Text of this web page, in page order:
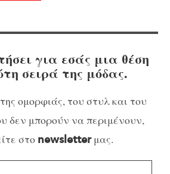
για εσάς μια θέση
σειρά της μόδας.
ομορφιάς, του στυλ και του
δεν μπορούν να περιμένουν,
στο newsletterμας.